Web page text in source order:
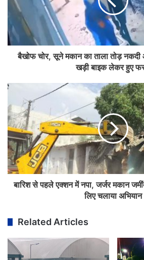
बैखोफ चोर, सूने मकान का ताला तोड़ नकदी
खड़ी बाइक लेकर हुए
बारिश से पहले एक्शन में नपा, जर्जर मकान
लिए चलाया अभियान
Related Articles